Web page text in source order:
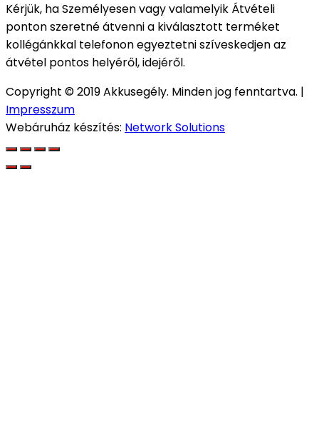
Kérjük, ha Személyesen vagy valamelyik Átvételi
ponton szeretné átvenni a kiválasztott terméket
kollégánkkal telefonon egyeztetni szíveskedjen az
átvétel pontos helyéről, idejéről.
Copyright © 2019 Akkusegély. Minden jog fenntartva. |
Impresszum
Webáruház készítés: Network Solutions